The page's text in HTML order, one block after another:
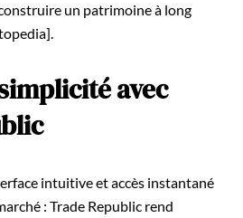
un patrimoine à long
avec
intuitive et accès instantané
: Trade Republic rend